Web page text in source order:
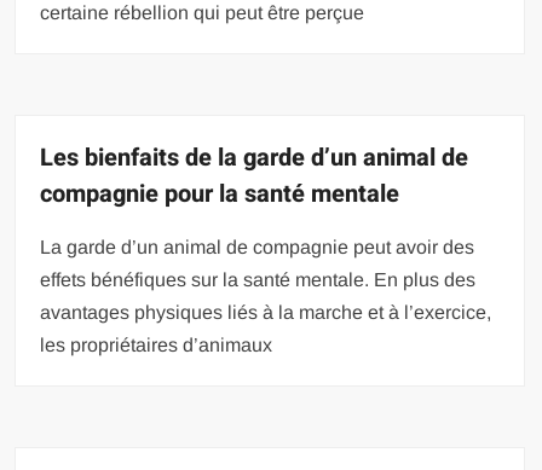
certaine rébellion qui peut être perçue
Les bienfaits de la garde d’un animal de
compagnie pour la santé mentale
La garde d’un animal de compagnie peut avoir des
effets bénéfiques sur la santé mentale. En plus des
avantages physiques liés à la marche et à l’exercice,
les propriétaires d’animaux